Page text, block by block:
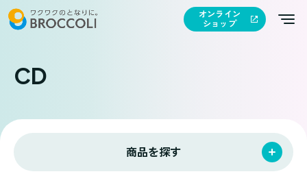
オンライン
ショップ
CD
商品を探す